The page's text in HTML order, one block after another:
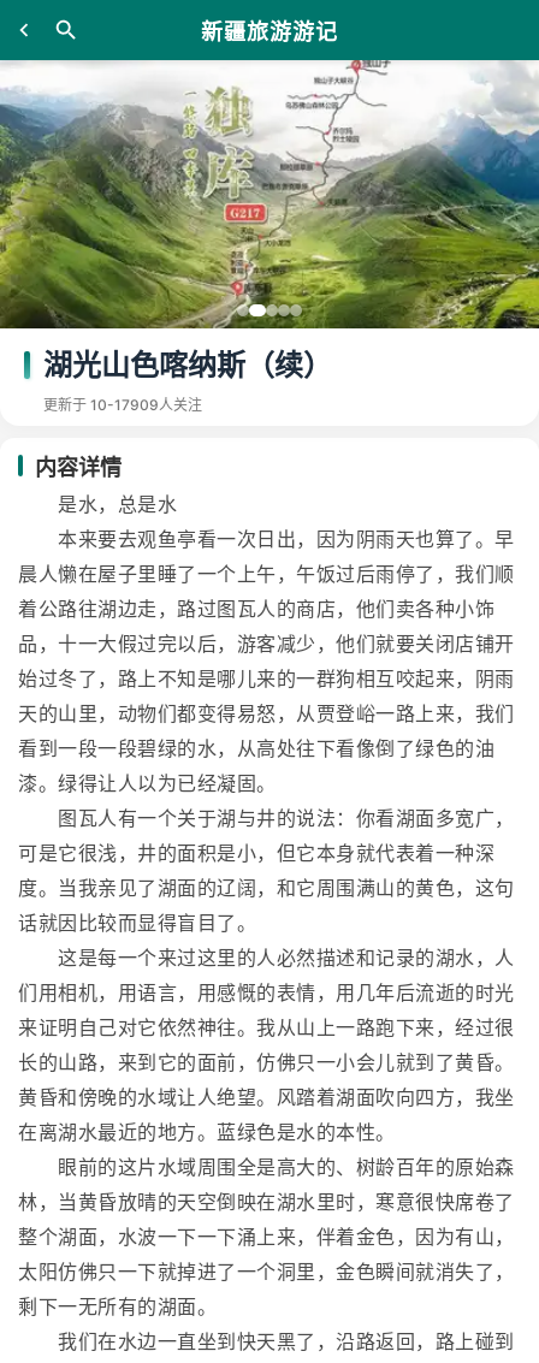
新疆旅游游记
湖光山色喀纳斯（续）
更新于 10-17909人关注
内容详情
是水，总是水
本来要去观鱼亭看一次日出，因为阴雨天也算了。早
晨人懒在屋子里睡了一个上午，午饭过后雨停了，我们顺
着公路往湖边走，路过图瓦人的商店，他们卖各种小饰
品，十一大假过完以后，游客减少，他们就要关闭店铺开
始过冬了，路上不知是哪儿来的一群狗相互咬起来，阴雨
天的山里，动物们都变得易怒，从贾登峪一路上来，我们
看到一段一段碧绿的水，从高处往下看像倒了绿色的油
漆。绿得让人以为已经凝固。
图瓦人有一个关于湖与井的说法：你看湖面多宽广，
可是它很浅，井的面积是小，但它本身就代表着一种深
度。当我亲见了湖面的辽阔，和它周围满山的黄色，这句
话就因比较而显得盲目了。
这是每一个来过这里的人必然描述和记录的湖水，人
们用相机，用语言，用感慨的表情，用几年后流逝的时光
来证明自己对它依然神往。我从山上一路跑下来，经过很
长的山路，来到它的面前，仿佛只一小会儿就到了黄昏。
黄昏和傍晚的水域让人绝望。风踏着湖面吹向四方，我坐
在离湖水最近的地方。蓝绿色是水的本性。
眼前的这片水域周围全是高大的、树龄百年的原始森
林，当黄昏放晴的天空倒映在湖水里时，寒意很快席卷了
整个湖面，水波一下一下涌上来，伴着金色，因为有山，
太阳仿佛只一下就掉进了一个洞里，金色瞬间就消失了，
剩下一无所有的湖面。
我们在水边一直坐到快天黑了，沿路返回，路上碰到